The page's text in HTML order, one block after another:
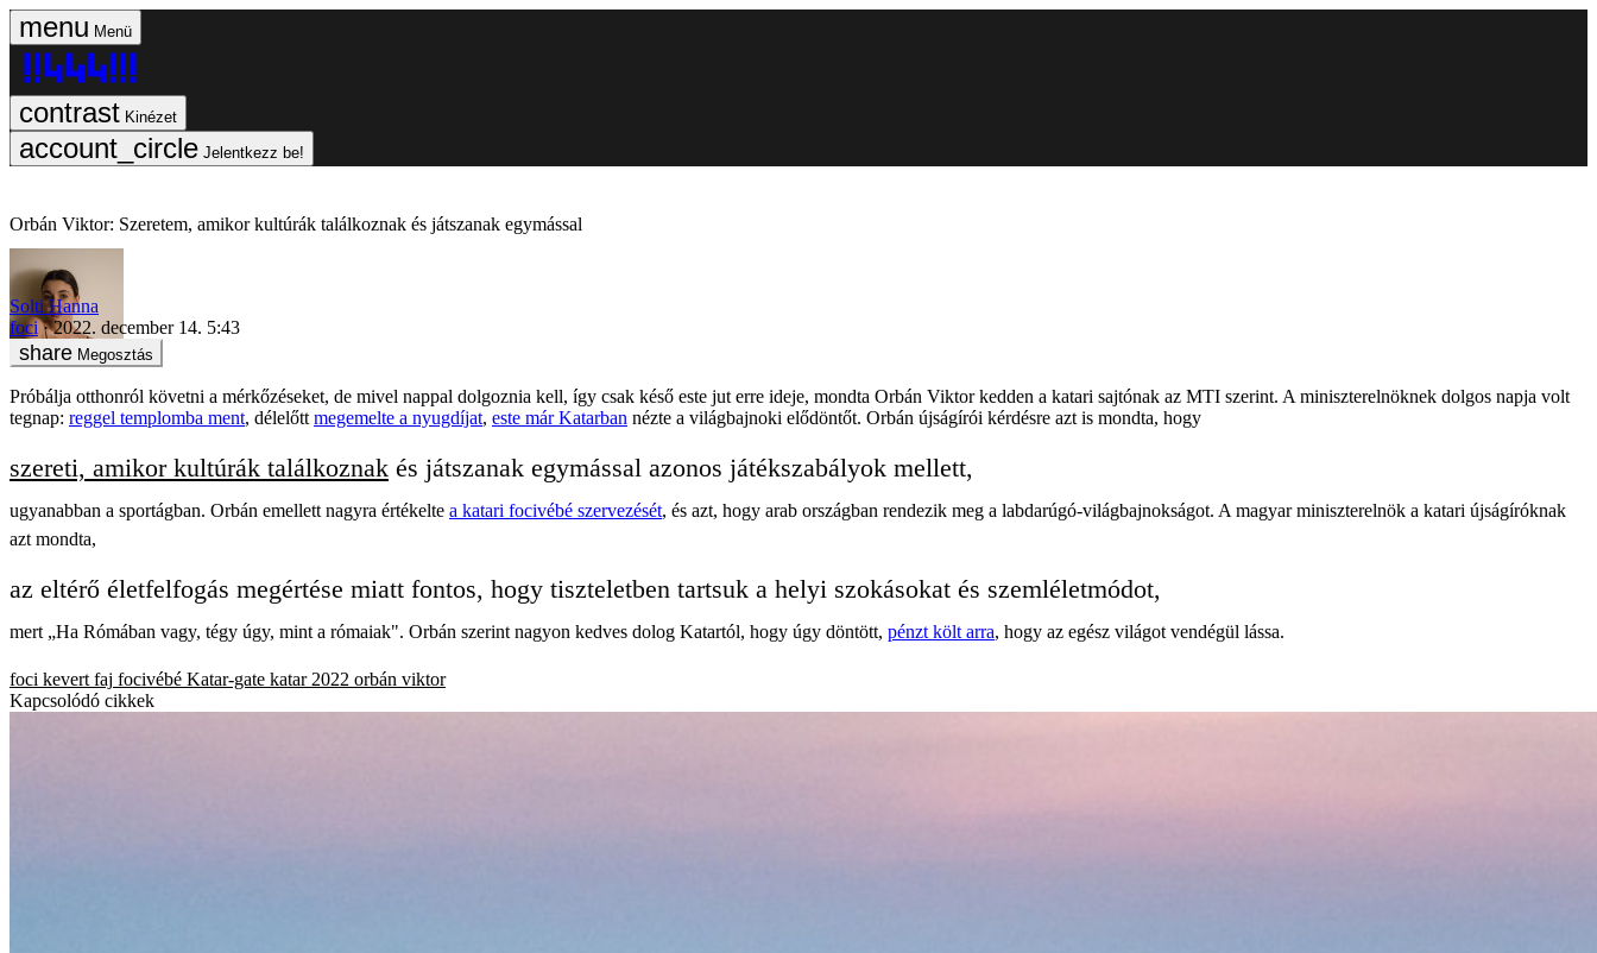
Menü
Kinézet
Jelentkezz be!
Orbán Viktor: Szeretem, amikor kultúrák találkoznak és játszanak egymással
Solti Hanna
foci
2022. december 14. 5:43
Megosztás
Próbálja otthonról követni a mérkőzéseket, de mivel nappal dolgoznia kell, így csak késő este jut erre ideje, mondta Orbán Viktor kedden a katari sajtónak az MTI szerint. A miniszterelnöknek dolgos napja volt
tegnap: reggel templomba ment, délelőtt megemelte a nyugdíjat, este már Katarban nézte a világbajnoki elődöntőt. Orbán újságírói kérdésre azt is mondta, hogy
szereti, amikor kultúrák találkoznak és játszanak egymással azonos játékszabályok mellett,
ugyanabban a sportágban. Orbán emellett nagyra értékelte a katari focivébé szervezését, és azt, hogy arab országban rendezik meg a labdarúgó-világbajnokságot. A magyar miniszterelnök a katari újságíróknak
azt mondta,
az eltérő életfelfogás megértése miatt fontos, hogy tiszteletben tartsuk a helyi szokásokat és szemléletmódot,
mert „Ha Rómában vagy, tégy úgy, mint a rómaiak". Orbán szerint nagyon kedves dolog Katartól, hogy úgy döntött, pénzt költ arra, hogy az egész világot vendégül lássa.
foci kevert faj focivébé Katar-gate katar 2022 orbán viktor
Kapcsolódó cikkek